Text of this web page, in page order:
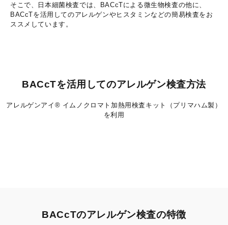
そこで、日本細菌検査では、BACcTによる微生物検査の他に、
BACcTを活用してのアレルゲンやヒスタミンなどの簡易検査をお
ススメしています。
BACcTを活用してのアレルゲン検査方法
アレルゲンアイ® イムノクロマト加熱用検査キット（プリマハム製）
を利用
BACcTのアレルゲン検査の特徴